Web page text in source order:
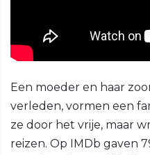
Een moeder en haar
verleden, vormen een
ze door het vrije, maar
reizen. Op IMDb gaven